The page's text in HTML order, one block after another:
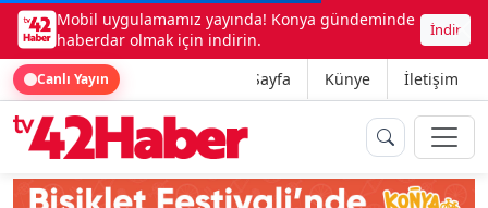
Mobil uygulamamız yayında! Konya gündeminde
haberdar olmak için indirin.
İndir
Canlı Yayın Ana Sayfa Künye İletişim